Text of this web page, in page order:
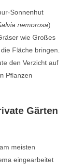
Sonnenhut
nemorosa)
wie Großes
Fläche bringen.
den Verzicht auf
Pflanzen
Gärten
meisten
eingearbeitet